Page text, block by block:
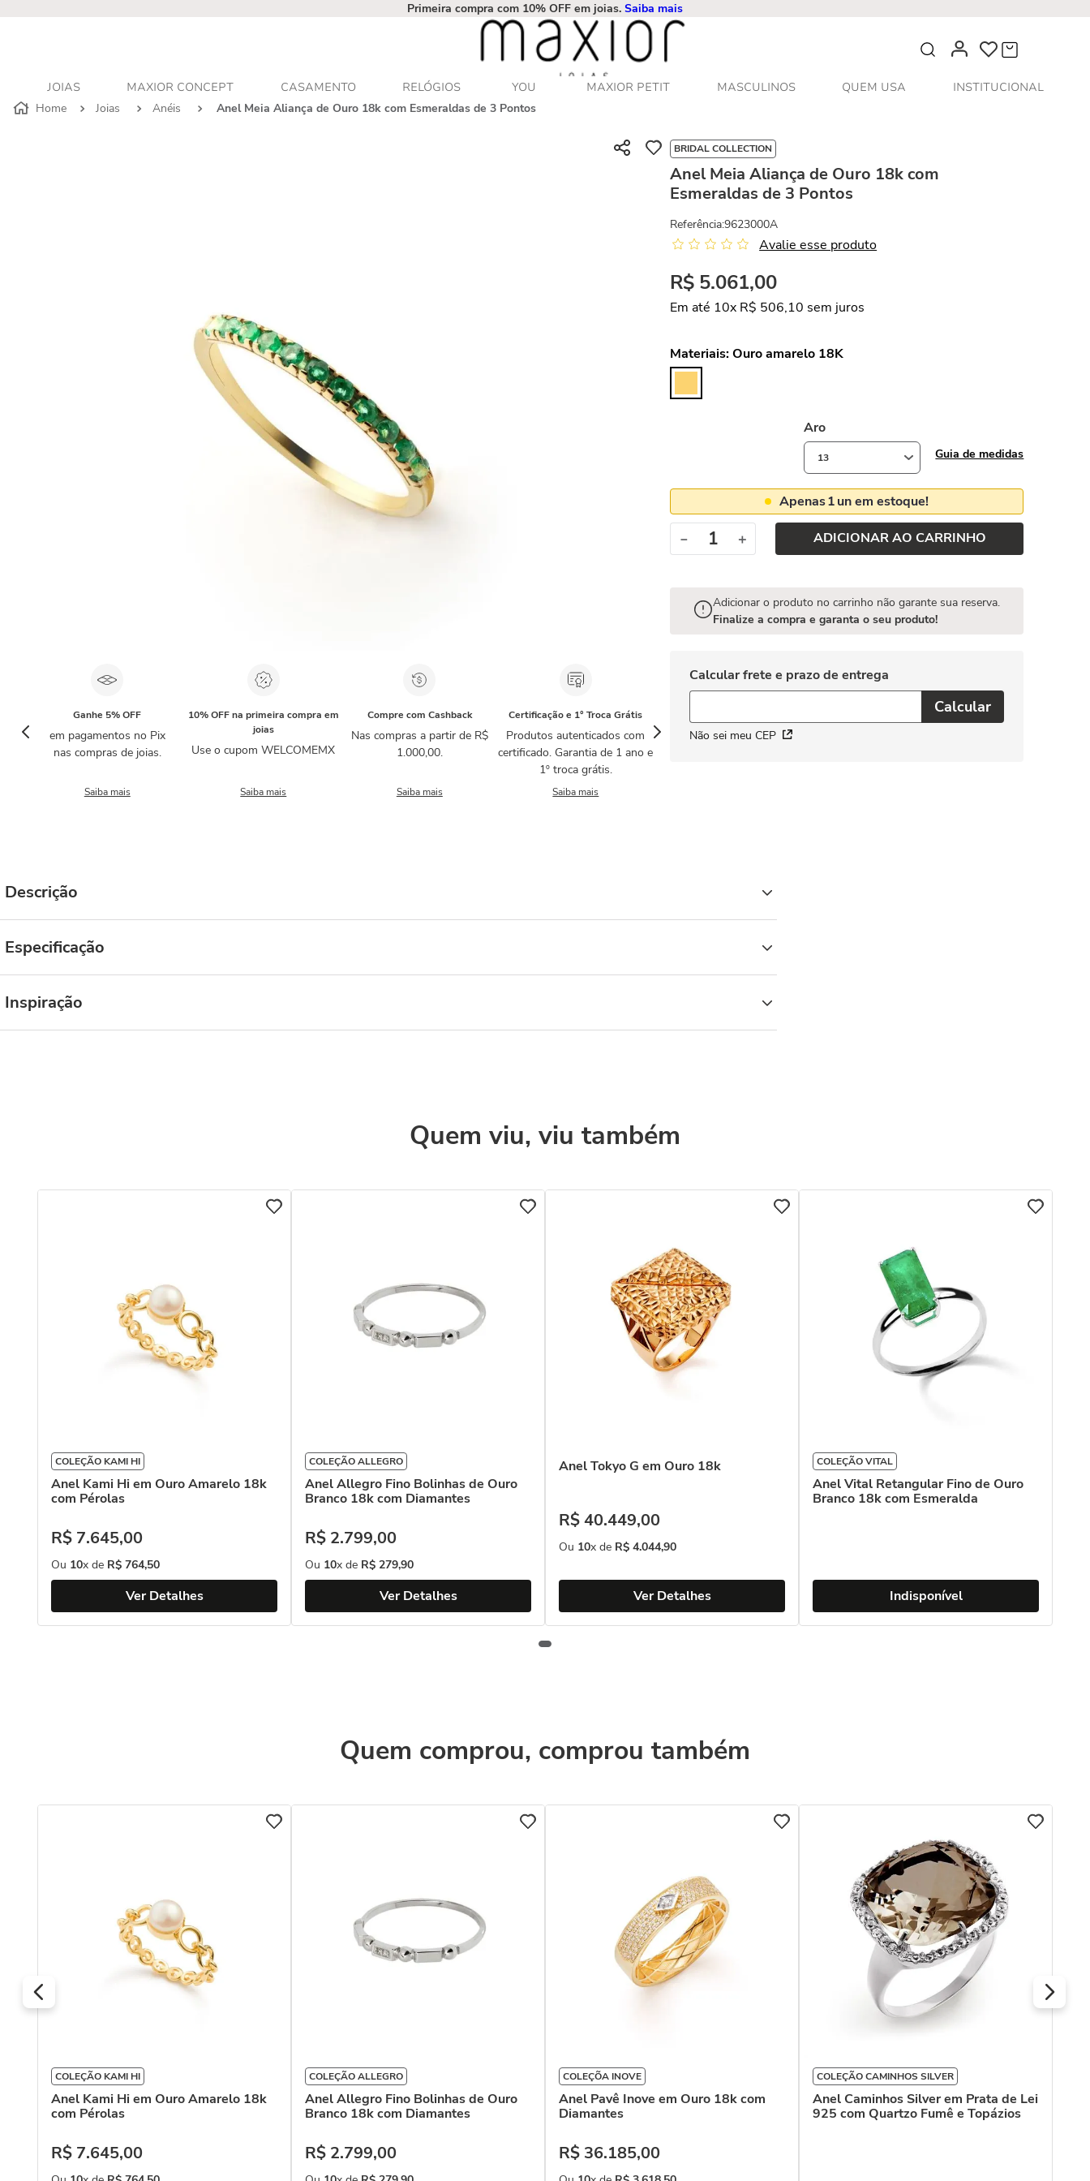
Primeira compra com 10% OFF em joias. Saiba mais
O que você procura?
JOIAS MAXIOR CONCEPT CASAMENTO RELÓGIOS YOU MAXIOR PETIT MASCULINOS QUEM USA
INSTITUCIONAL
Joias
Anéis Anel Meia Aliança de Ouro 18k com Esmeraldas de 3 Pontos
Ganhe 5% OFF
em pagamentos no Pix
nas compras de joias.
Saiba mais
10% OFF na primeira compra em
joias
Use o cupom WELCOMEMX
Saiba mais
Compre com Cashback
Nas compras a partir de R$
1.000,00.
Saiba mais
Certificação e 1° Troca Grátis
Produtos autenticados com
certificado. Garantia de 1 ano e
1º troca grátis.
Saiba mais
BRIDAL COLLECTION
Anel Meia Aliança de Ouro 18k com
Esmeraldas de 3 Pontos
Referência:9623000A
Avalie esse produto
R$ 5.061,00
Em até 10x R$ 506,10 sem juros
Materiais:Ouro amarelo 18K
Guia de medidas
Aro
13
Apenas1un em estoque!
＋
－ ADICIONAR AO CARRINHO
Adicionar o produto no carrinho não garante sua reserva.
Finalize a compra e garanta o seu produto!
Não sei meu CEP
Descrição
Especificação
Inspiração
Quem viu, viu também
COLEÇÃO KAMI HI
Anel Kami Hi em Ouro Amarelo 18k
com Pérolas
R$ 7.645,00
Ou 10x de R$ 764,50
Ver Detalhes
COLEÇÃO ALLEGRO
Anel Allegro Fino Bolinhas de Ouro
Branco 18k com Diamantes
R$ 2.799,00
Ou 10x de R$ 279,90
Ver Detalhes
Anel Tokyo G em Ouro 18k
R$40.449,00
Ou 10x de R$ 4.044,90
Ver Detalhes
COLEÇÃO VITAL
Anel Vital Retangular Fino de Ouro
Branco 18k com Esmeralda
Indisponível
Quem comprou, comprou também
COLEÇÃO KAMI HI
Anel Kami Hi em Ouro Amarelo 18k
com Pérolas
R$ 7.645,00
COLEÇÃO ALLEGRO
Anel Allegro Fino Bolinhas de Ouro
Branco 18k com Diamantes
R$ 2.799,00
COLEÇÕA INOVE
Anel Pavê Inove em Ouro 18k com
Diamantes
R$ 36.185,00
COLEÇÃO CAMINHOS SILVER
Anel Caminhos Silver em Prata de Lei
925 com Quartzo Fumê e Topázios